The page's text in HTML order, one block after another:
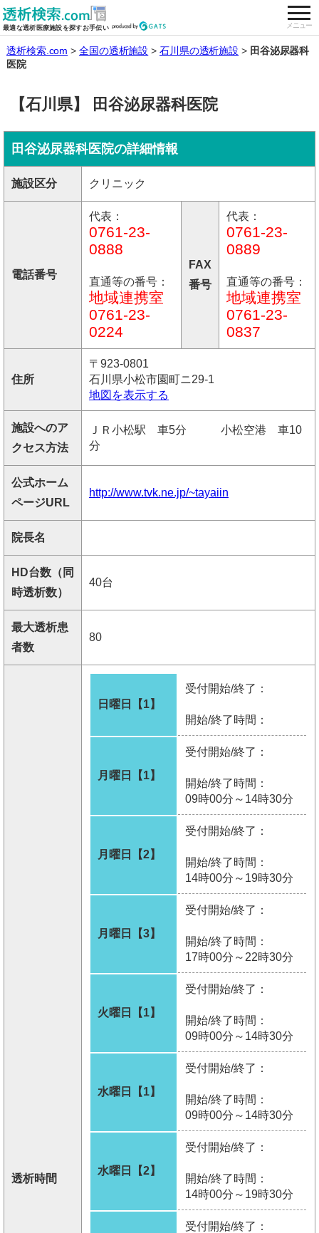
最適な透析医療施設を探すお手伝い メニュー
全国の透析施設を検索する
透析検索.com 全国の透析施設 石川県の透析施設
田谷泌尿器科
医院
【石川県】 田谷泌尿器科医院
田谷泌尿器科医院の詳細情報
施設区分 クリニック
電話番号
代表：
0761-23-
0888
直通等の番号：
地域連携室
0761-23-
0224
FAX
番号
代表：
0761-23-
0889
直通等の番号：
地域連携室
0761-23-
0837
住所
〒923-0801
石川県小松市園町ニ29-1
地図を表示する
施設へのア
クセス方法
ＪＲ小松駅 車5分 小松空港 車10
分
公式ホーム
ページURL
http://www.tvk.ne.jp/~tayaiin
院長名
HD台数（同
時透析数）
40台
最大透析患
者数
80
透析時間
日曜日【1】
受付開始/終了：
開始/終了時間：
月曜日【1】
受付開始/終了：
開始/終了時間：
09時00分～14時30分
月曜日【2】
受付開始/終了：
開始/終了時間：
14時00分～19時30分
月曜日【3】
受付開始/終了：
開始/終了時間：
17時00分～22時30分
火曜日【1】
受付開始/終了：
開始/終了時間：
09時00分～14時30分
水曜日【1】
受付開始/終了：
開始/終了時間：
09時00分～14時30分
水曜日【2】
受付開始/終了：
開始/終了時間：
14時00分～19時30分
受付開始/終了：